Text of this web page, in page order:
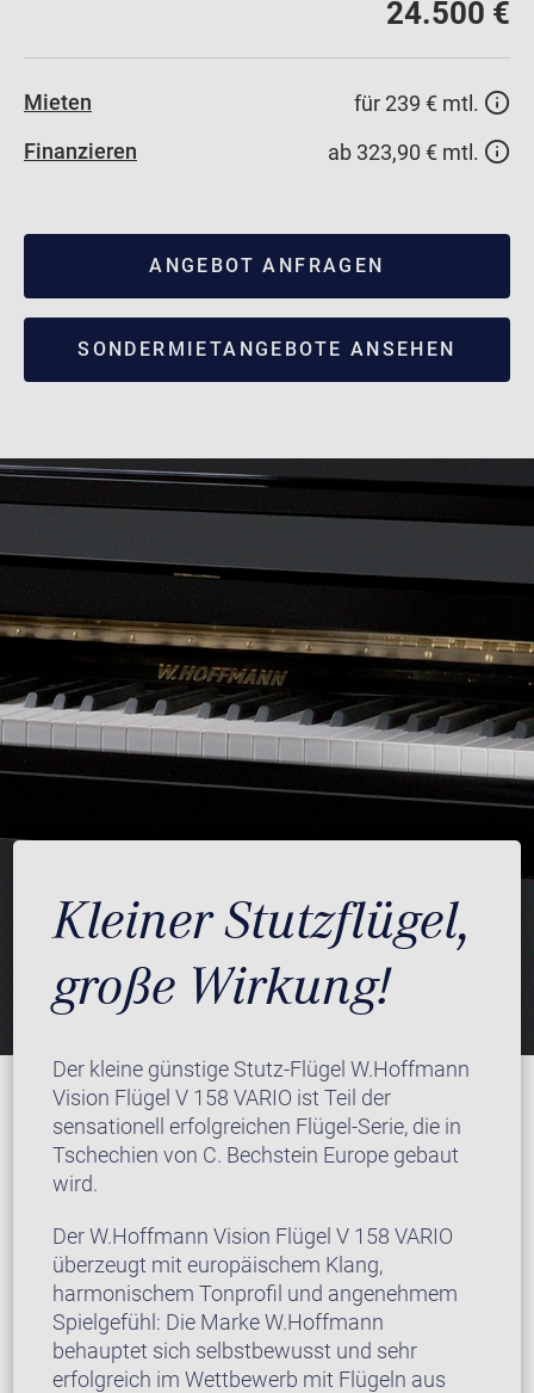
24.500 €
Mieten
für 239 € mtl.
Finanzieren
ab 323,90 € mtl.
ANGEBOT ANFRAGEN
SONDERMIETANGEBOTE ANSEHEN
Kleiner Stutzflügel,
große Wirkung!
Der kleine günstige Stutz-Flügel W.Hoffmann
Vision Flügel V 158 VARIO ist Teil der
sensationell erfolgreichen Flügel-Serie, die in
Tschechien von C. Bechstein Europe gebaut
wird.
Der W.Hoffmann Vision Flügel V 158 VARIO
überzeugt mit europäischem Klang,
harmonischem Tonprofil und angenehmem
Spielgefühl: Die Marke W.Hoffmann
behauptet sich selbstbewusst und sehr
erfolgreich im Wettbewerb mit Flügeln aus